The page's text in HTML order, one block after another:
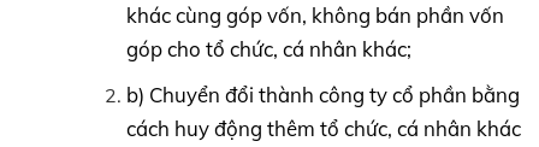
khác cùng góp vốn, không bán phần vốn
góp cho tổ chức, cá nhân khác;
b) Chuyển đổi thành công ty cổ phần bằng
cách huy động thêm tổ chức, cá nhân khác